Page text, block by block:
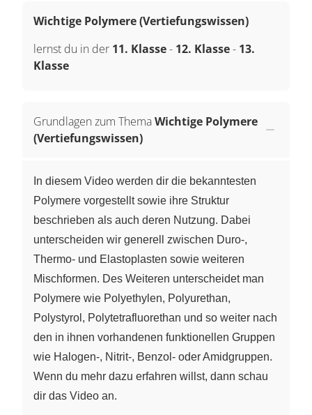
Wichtige Polymere (Vertiefungswissen)
lernst du in der 11. Klasse- 12. Klasse- 13.
Klasse
Grundlagen zum ThemaWichtige Polymere
(Vertiefungswissen)
In diesem Video werden dir die bekanntesten
Polymere vorgestellt sowie ihre Struktur
beschrieben als auch deren Nutzung. Dabei
unterscheiden wir generell zwischen Duro-,
Thermo- und Elastoplasten sowie weiteren
Mischformen. Des Weiteren unterscheidet man
Polymere wie Polyethylen, Polyurethan,
Polystyrol, Polytetrafluorethan und so weiter nach
den in ihnen vorhandenen funktionellen Gruppen
wie Halogen-, Nitrit-, Benzol- oder Amidgruppen.
Wenn du mehr dazu erfahren willst, dann schau
dir das Video an.